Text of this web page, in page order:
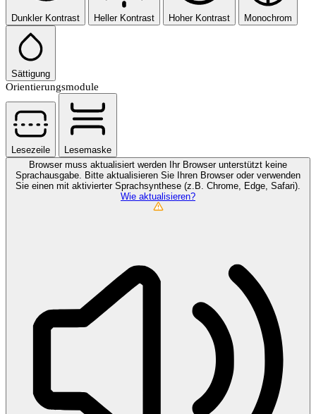
Dunkler Kontrast Heller Kontrast Hoher Kontrast Monochrom
Sättigung
Orientierungsmodule
Lesezeile
Lesemaske
Browser muss aktualisiert werden
Ihr Browser unterstützt keine
Sprachausgabe. Bitte aktualisieren Sie Ihren Browser oder verwenden
Sie einen mit aktivierter Sprachsynthese (z.B. Chrome, Edge, Safari).
Wie aktualisieren?